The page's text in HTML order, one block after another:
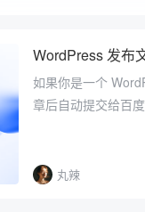
WordPress 发布
如果你是一个
章后自动提交给百
丸辣